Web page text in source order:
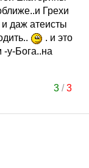
Грехи
и даж атеисты
. и это
у-Бога..на
3/3